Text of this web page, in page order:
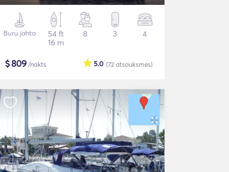
Buru jahta
54 ft
16 m
8 3 4
$809/nakts (72 atsauksmes)
5.0